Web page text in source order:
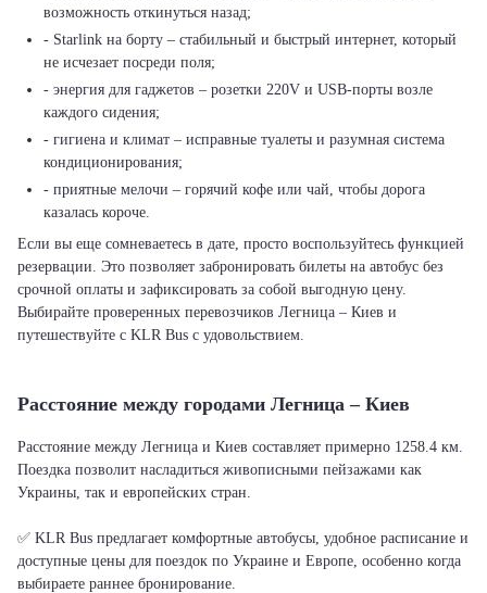
возможность откинуться назад;
- Starlink на борту – стабильный и быстрый интернет, который
не исчезает посреди поля;
- энергия для гаджетов – розетки 220V и USB-порты возле
каждого сидения;
- гигиена и климат – исправные туалеты и разумная система
кондиционирования;
- приятные мелочи – горячий кофе или чай, чтобы дорога
казалась короче.
Если вы еще сомневаетесь в дате, просто воспользуйтесь функцией
резервации. Это позволяет забронировать билеты на автобус без
срочной оплаты и зафиксировать за собой выгодную цену.
Выбирайте проверенных перевозчиков Легница – Киев и
путешествуйте с KLR Bus с удовольствием.
Расстояние между городами Легница – Киев
Расстояние между Легница и Киев составляет примерно 1258.4 км.
Поездка позволит насладиться живописными пейзажами как
Украины, так и европейских стран.
✅ KLR Bus предлагает комфортные автобусы, удобное расписание и
доступные цены для поездок по Украине и Европе, особенно когда
выбираете раннее бронирование.